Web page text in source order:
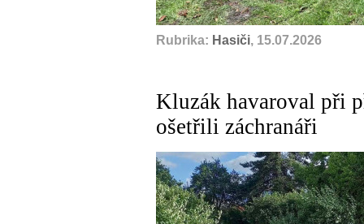
Rubrika: Hasiči, 15.07.2026
Kluzák havaroval při
ošetřili záchranáři